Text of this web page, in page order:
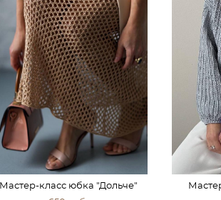
Мастер-класс юбка "Дольче"